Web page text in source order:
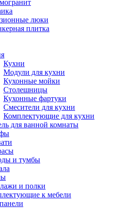
люки
плитка
Кухни
Модули для кухни
Кухонные мойки
Столешницы
Кухонные фартуки
Смесители для кухни
Комплектующие для кухни
для ванной комнаты
и тумбы
и полки
к мебели